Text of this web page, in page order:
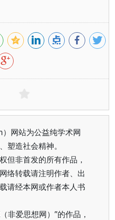
网站为公益纯学术网
塑造社会精神。
但非首发的所有作品，
络转载请注明作者、出
请经本网或作者本人书
非爱思想网）”的作品，